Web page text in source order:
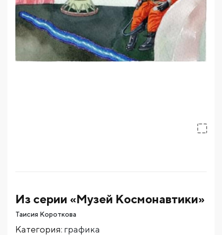
Из серии «Музей Космонавтики»
Таисия Короткова
Категория: графика